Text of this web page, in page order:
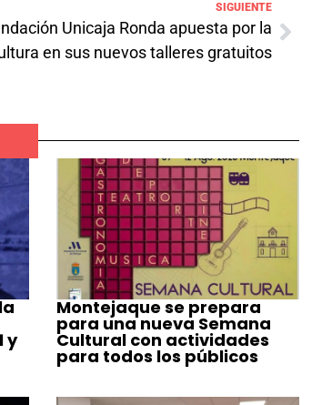
SIGUIENTE
Unicaja Ronda apuesta por la
en sus nuevos talleres gratuitos
y
Montejaque se prepara
para una nueva Semana
Cultural con actividades
para todos los públicos